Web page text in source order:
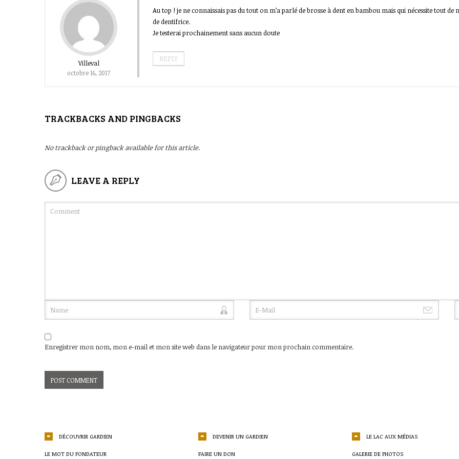
Villeval
octobre 16, 2017
Au top ! je ne connaissais pas du tout on m’a parlé de brosse à dent en bambou mais qui nécessite tout de
de dentifrice.
Je testerai prochainement sans aucun doute
REPLY
TRACKBACKS AND PINGBACKS
No trackback or pingback available for this article.
LEAVE A REPLY
Enregistrer mon nom, mon e-mail et mon site web dans le navigateur pour mon prochain commentaire.
DÉCOUVRIR GARDIEN
LE MOT DU FONDATEUR
DEVENIR UN GARDIEN
FAIRE UN DON
LE LAC AUX MÉDIAS
GALERIE DE PHOTOS